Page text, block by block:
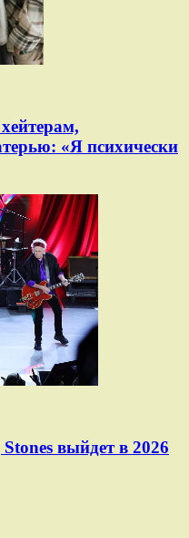
«Я психически
выйдет в 2026